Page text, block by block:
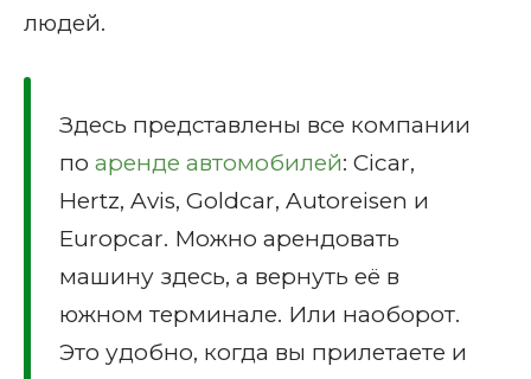
людей.
Здесь представлены все компании
по аренде автомобилей: Cicar,
Hertz, Avis, Goldcar, Autoreisen и
Europcar. Можно арендовать
машину здесь, а вернуть её в
южном терминале. Или наоборот.
Это удобно, когда вы прилетаете и